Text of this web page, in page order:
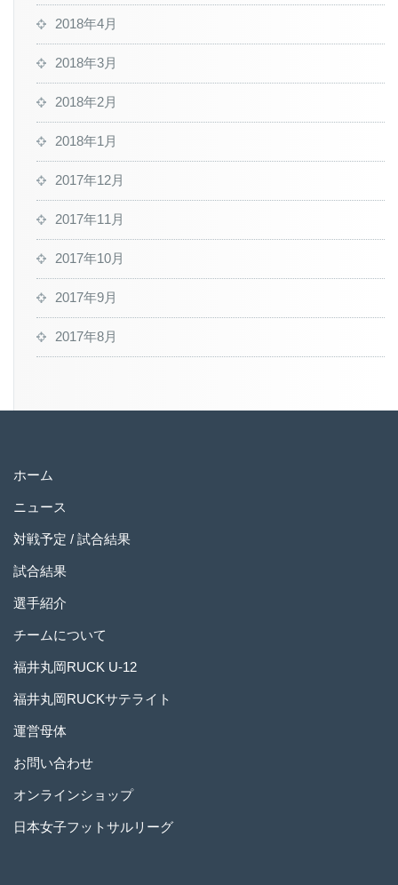
2018年4月
2018年3月
2018年2月
2018年1月
2017年12月
2017年11月
2017年10月
2017年9月
2017年8月
ホーム
ニュース
対戦予定 / 試合結果
試合結果
選手紹介
チームについて
福井丸岡RUCK U-12
福井丸岡RUCKサテライト
運営母体
お問い合わせ
オンラインショップ
日本女子フットサルリーグ